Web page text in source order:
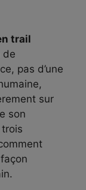
trail
de
pas d’une
sur
son